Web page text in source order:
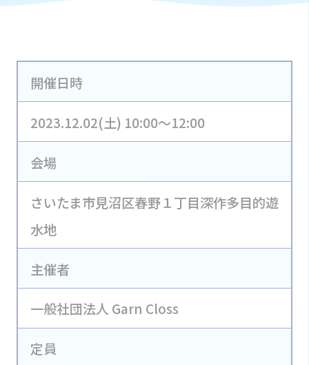
開催日時
2023.12.02(土) 10:00～12:00
会場
さいたま市見沼区春野１丁目深作多目的遊
水地
主催者
一般社団法人 Garn Closs
定員